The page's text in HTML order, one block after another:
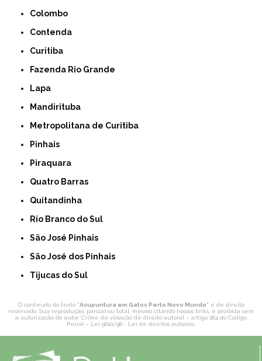
Colombo
Contenda
Curitiba
Fazenda Rio Grande
Lapa
Mandirituba
Metropolitana de Curitiba
Pinhais
Piraquara
Quatro Barras
Quitandinha
Rio Branco do Sul
São José Pinhais
São José dos Pinhais
Tijucas do Sul
O conteúdo do texto "Acupuntura em Gatos Perto Novo Mundo" é de direito
reservado. Sua reprodução, parcial ou total, mesmo citando nossos links, é proibida sem
a autorização do autor. Crime de violação de direito autoral – artigo 184 do Código
Penal – Lei 9610/98 - Lei de direitos autorais